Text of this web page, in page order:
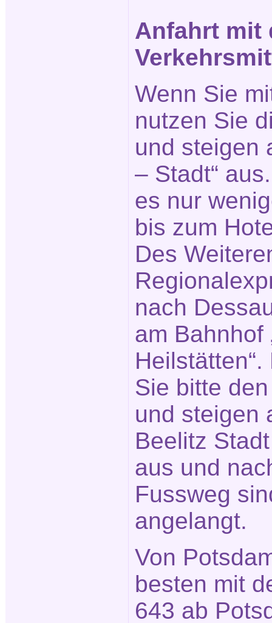
Anfahrt mit
Wenn Sie
nutzen Sie
und steigen
– Stadt“
es nur
bis zum
Des
nach
am Bahnhof
Sie bitte
und steigen
Beelitz
aus und
Fussweg
angelangt.
Von
besten mit
643 ab